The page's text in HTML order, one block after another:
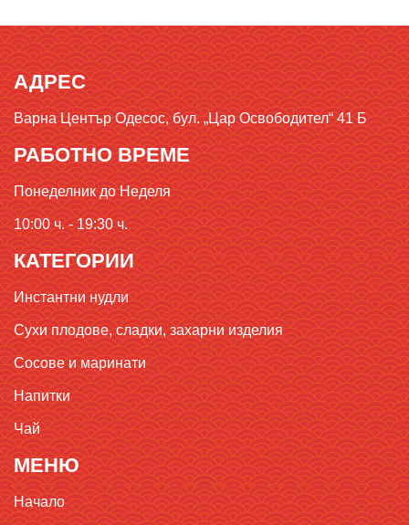
АДРЕС
Варна Център Одесос, бул. „Цар Освободител“ 41 Б
РАБОТНО ВРЕМЕ
Понеделник до Неделя
10:00 ч. - 19:30 ч.
КАТЕГОРИИ
Инстантни нудли
Сухи плодове, сладки, захарни изделия
Сосове и маринати
Напитки
Чай
МЕНЮ
Начало